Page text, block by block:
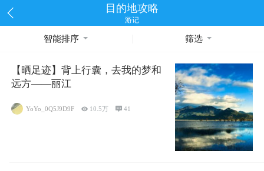
目的地攻略
游记
智能排序 筛选
【晒足迹】背上行囊，去我的梦和
远方——丽江
YoYo_0Q5J9D9F  10.5万 41